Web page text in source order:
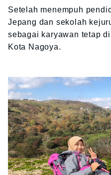
Setelah menempuh
Jepang dan sekolah
sebagai karyawan tetap
Kota Nagoya.